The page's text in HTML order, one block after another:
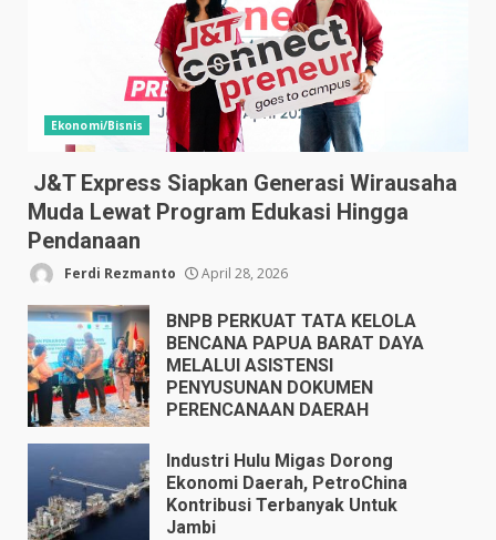
Ekonomi/Bisnis
J&T Express Siapkan Generasi Wirausaha
Muda Lewat Program Edukasi Hingga
Pendanaan
Ferdi Rezmanto April 28, 2026
BNPB PERKUAT TATA KELOLA
BENCANA PAPUA BARAT DAYA
MELALUI ASISTENSI
PENYUSUNAN DOKUMEN
PERENCANAAN DAERAH
Industri Hulu Migas Dorong
Ekonomi Daerah, PetroChina
Kontribusi Terbanyak Untuk
Jambi